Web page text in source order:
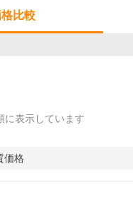
比較
に表示しています
価格